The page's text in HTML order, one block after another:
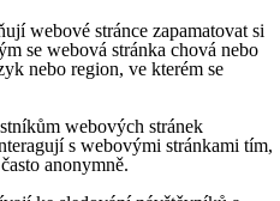
webové stránce zapamatovat si
se webová stránka chová nebo
nebo region, ve kterém se
webových stránek
s webovými stránkami tím,
anonymně.